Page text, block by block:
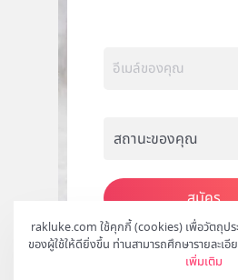
rakluke.com ใช้คุกกี้ (cookies) เพื่อวัตถุป
ของผู้ใช้ให้ดียิ่งขึ้น ท่านสามารถศึกษารายละเอี
เพิ่มเติม
สมัคร